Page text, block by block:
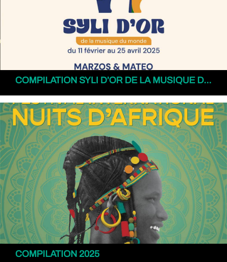
COMPILATION SYLI D’OR DE LA MUSIQUE DU
COMPILATION 2025